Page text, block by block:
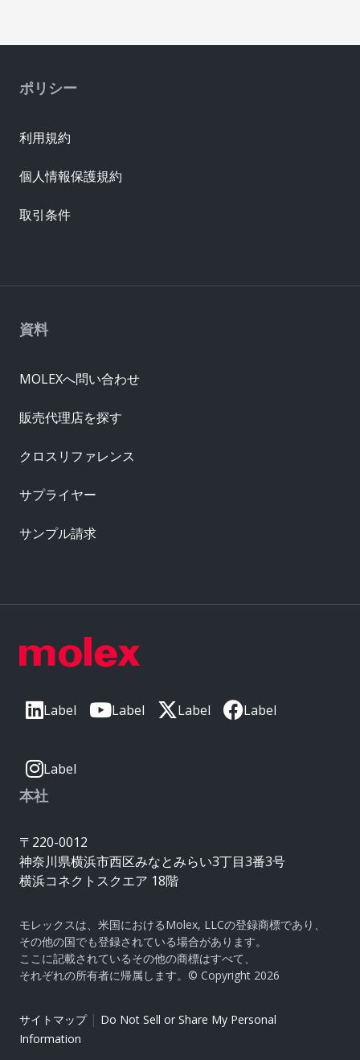
Label Label Label Label
Label
本社
〒220-0012
神奈川県横浜市西区みなとみらい3丁目3番3号
横浜コネクトスクエア 18階
モレックスは、米国におけるMolex, LLCの登録商標であり、
その他の国でも登録されている場合があります。
ここに記載されているその他の商標はすべて、
それぞれの所有者に帰属します。© Copyright 2026
サイトマップ| Do Not Sell or Share My Personal
Information
資料
MOLEXへ問い合わせ
販売代理店を探す
クロスリファレンス
サプライヤー
サンプル請求
ポリシー
利用規約
個人情報保護規約
取引条件